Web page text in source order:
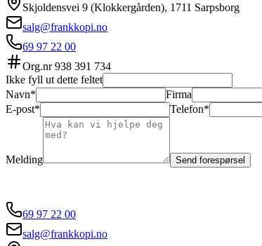
Skjoldensvei 9 (Klokkergården), 1711 Sarpsborg
salg@frankkopi.no
69 97 22 00
Org.nr938 391 734
Ikke fyll ut dette feltet
Navn*
Firma
E-post*
Telefon*
Melding Send forespørsel
69 97 22 00
salg@frankkopi.no